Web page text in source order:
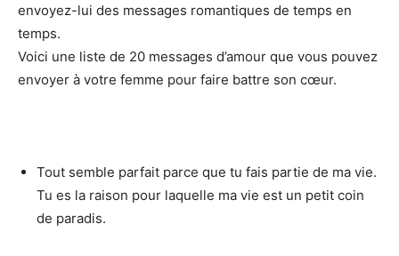
envoyez-lui des messages romantiques de temps en
temps.
Voici une liste de 20 messages d’amour que vous pouvez
envoyer à votre femme pour faire battre son cœur.
Tout semble parfait parce que tu fais partie de ma vie.
Tu es la raison pour laquelle ma vie est un petit coin
de paradis.